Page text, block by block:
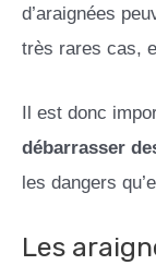
d’araignées
très rares cas,
Il est donc
débarrasser
les dangers
Les